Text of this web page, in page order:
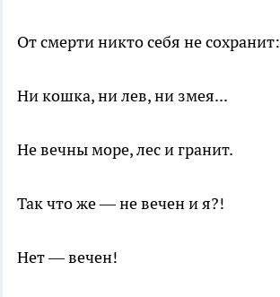
От смерти никто себя не сохранит:
Ни кошка, ни лев, ни змея...
Не вечны море, лес и гранит.
Так что же — не вечен и я?!
Нет — вечен!